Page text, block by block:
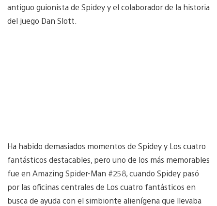
antiguo guionista de Spidey y el colaborador de la historia
del juego Dan Slott.
Ha habido demasiados momentos de Spidey y Los cuatro
fantásticos destacables, pero uno de los más memorables
fue en Amazing Spider-Man #258, cuando Spidey pasó
por las oficinas centrales de Los cuatro fantásticos en
busca de ayuda con el simbionte alienígena que llevaba